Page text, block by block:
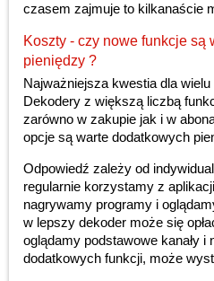
czasem zajmuje to kilkanaście
Koszty - czy nowe funkcje są
pieniędzy ?
Najważniejsza kwestia dla
Dekodery z większą liczbą
zarówno w zakupie jak i w
opcje są warte dodatkowych
Odpowiedź zależy od
regularnie korzystamy z
nagrywamy programy i
w lepszy dekoder może się
oglądamy podstawowe kanały i
dodatkowych funkcji, może